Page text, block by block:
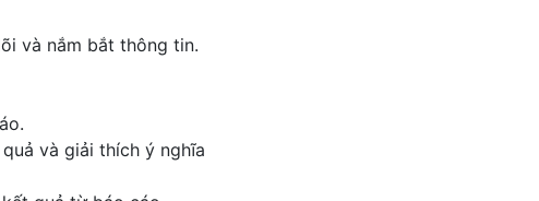
và nắm bắt thông tin.
và giải thích ý nghĩa